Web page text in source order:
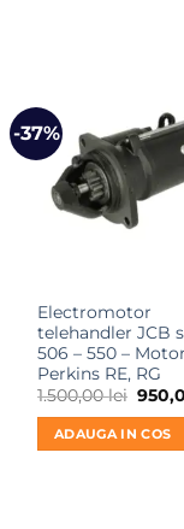
-37%
Electromotor
telehandler JCB
506 – 550 – Motor
Perkins RE, RG
1.500,00lei
inițial
a
fost:
ADAUGA IN COS